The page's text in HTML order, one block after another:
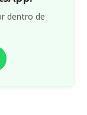
dentro de